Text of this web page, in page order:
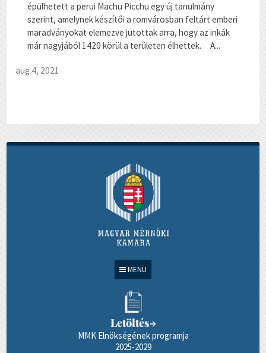
MENÜ
Letöltés→
MMK Elnökségének programja
2025-2029
épülhetett a perui Machu Picchu egy új tanulmány
szerint, amelynek készítői a romvárosban feltárt emberi
maradványokat elemezve jutottak arra, hogy az inkák
már nagyjából 1420 körül a területen élhettek. A...
aug 4, 2021